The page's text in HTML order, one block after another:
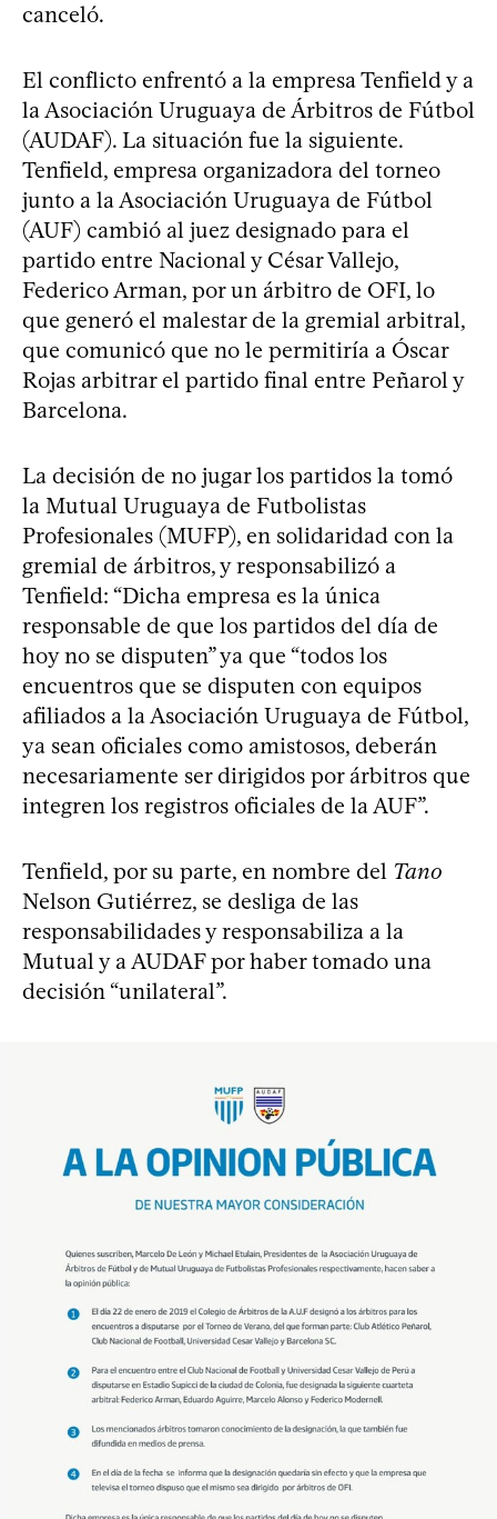
canceló.
El conflicto enfrentó a la empresa Tenfield y a
la Asociación Uruguaya de Árbitros de Fútbol
(AUDAF). La situación fue la siguiente.
Tenfield, empresa organizadora del torneo
junto a la Asociación Uruguaya de Fútbol
(AUF) cambió al juez designado para el
partido entre Nacional y César Vallejo,
Federico Arman, por un árbitro de OFI, lo
que generó el malestar de la gremial arbitral,
que comunicó que no le permitiría a Óscar
Rojas arbitrar el partido final entre Peñarol y
Barcelona.
La decisión de no jugar los partidos la tomó
la Mutual Uruguaya de Futbolistas
Profesionales (MUFP), en solidaridad con la
gremial de árbitros, y responsabilizó a
Tenfield: “Dicha empresa es la única
responsable de que los partidos del día de
hoy no se disputen” ya que “todos los
encuentros que se disputen con equipos
afiliados a la Asociación Uruguaya de Fútbol,
ya sean oficiales como amistosos, deberán
necesariamente ser dirigidos por árbitros que
integren los registros oficiales de la AUF”.
Tenfield, por su parte, en nombre del Tano
Nelson Gutiérrez, se desliga de las
responsabilidades y responsabiliza a la
Mutual y a AUDAF por haber tomado una
decisión “unilateral”.